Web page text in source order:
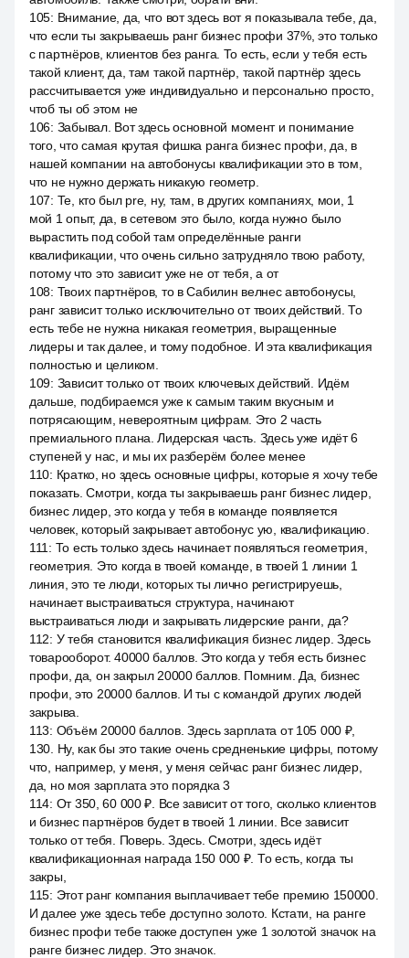
105: Внимание, да, что вот здесь вот я показывала тебе, да,
что если ты закрываешь ранг бизнес профи 37%, это только
с партнёров, клиентов без ранга. То есть, если у тебя есть
такой клиент, да, там такой партнёр, такой партнёр здесь
рассчитывается уже индивидуально и персонально просто,
чтоб ты об этом не
106: Забывал. Вот здесь основной момент и понимание
того, что самая крутая фишка ранга бизнес профи, да, в
нашей компании на автобонусы квалификации это в том,
что не нужно держать никакую геометр.
107: Те, кто был pre, ну, там, в других компаниях, мои, 1
мой 1 опыт, да, в сетевом это было, когда нужно было
вырастить под собой там определённые ранги
квалификации, что очень сильно затрудняло твою работу,
потому что это зависит уже не от тебя, а от
108: Твоих партнёров, то в Сабилин велнес автобонусы,
ранг зависит только исключительно от твоих действий. То
есть тебе не нужна никакая геометрия, выращенные
лидеры и так далее, и тому подобное. И эта квалификация
полностью и целиком.
109: Зависит только от твоих ключевых действий. Идём
дальше, подбираемся уже к самым таким вкусным и
потрясающим, невероятным цифрам. Это 2 часть
премиального плана. Лидерская часть. Здесь уже идёт 6
ступеней у нас, и мы их разберём более менее
110: Кратко, но здесь основные цифры, которые я хочу тебе
показать. Смотри, когда ты закрываешь ранг бизнес лидер,
бизнес лидер, это когда у тебя в команде появляется
человек, который закрывает автобонус ую, квалификацию.
111 : То есть только здесь начинает появляться геометрия,
геометрия. Это когда в твоей команде, в твоей 1 линии 1
линия, это те люди, которых ты лично регистрируешь,
начинает выстраиваться структура, начинают
выстраиваться люди и закрывать лидерские ранги, да?
112: У тебя становится квалификация бизнес лидер. Здесь
товарооборот. 40000 баллов. Это когда у тебя есть бизнес
профи, да, он закрыл 20000 баллов. Помним. Да, бизнес
профи, это 20000 баллов. И ты с командой других людей
закрыва.
113: Объём 20000 баллов. Здесь зарплата от 105 000 ₽,
130. Ну, как бы это такие очень средненькие цифры, потому
что, например, у меня, у меня сейчас ранг бизнес лидер,
да, но моя зарплата это порядка 3
114: От 350, 60 000 ₽. Все зависит от того, сколько клиентов
и бизнес партнёров будет в твоей 1 линии. Все зависит
только от тебя. Поверь. Здесь. Смотри, здесь идёт
квалификационная награда 150 000 ₽. То есть, когда ты
закры,
115: Этот ранг компания выплачивает тебе премию 150000.
И далее уже здесь тебе доступно золото. Кстати, на ранге
бизнес профи тебе также доступен уже 1 золотой значок на
ранге бизнес лидер. Это значок.